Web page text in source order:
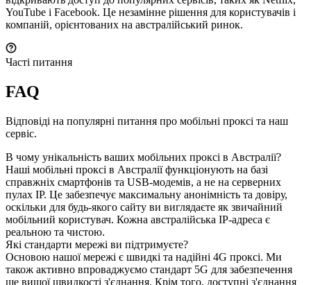
YouTube і Facebook. Це незамінне рішення для користувачів і
компаній, орієнтованих на австралійський ринок.
Часті питання
FAQ
Відповіді на популярні питання про мобільні проксі та наш
сервіс.
В чому унікальність ваших мобільних проксі в Австралії?
Наші мобільні проксі в Австралії функціонують на базі
справжніх смартфонів та USB-модемів, а не на серверних
пулах IP. Це забезпечує максимальну анонімність та довіру,
оскільки для будь-якого сайту ви виглядаєте як звичайний
мобільний користувач. Кожна австралійська IP-адреса є
реальною та чистою.
Які стандарти мережі ви підтримуєте?
Основою нашої мережі є швидкі та надійні 4G проксі. Ми
також активно впроваджуємо стандарт 5G для забезпечення
ще вищої швидкості з'єднання. Крім того, доступні з'єднання